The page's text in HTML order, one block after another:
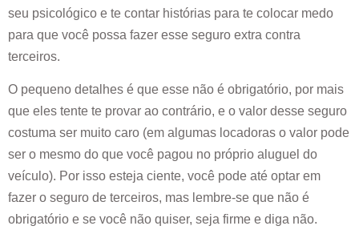
seu psicológico e te contar histórias para te colocar medo
para que você possa fazer esse seguro extra contra
terceiros.
O pequeno detalhes é que esse não é obrigatório, por mais
que eles tente te provar ao contrário, e o valor desse seguro
costuma ser muito caro (em algumas locadoras o valor pode
ser o mesmo do que você pagou no próprio aluguel do
veículo). Por isso esteja ciente, você pode até optar em
fazer o seguro de terceiros, mas lembre-se que não é
obrigatório e se você não quiser, seja firme e diga não.